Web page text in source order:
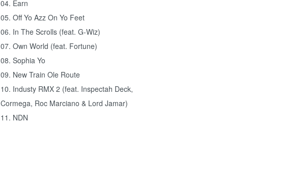
04. Earn
05. Off Yo Azz On Yo Feet
06. In The Scrolls (feat. G-Wiz)
07. Own World (feat. Fortune)
08. Sophia Yo
09. New Train Ole Route
10. Industy RMX 2 (feat. Inspectah Deck,
Cormega, Roc Marciano & Lord Jamar)
11. NDN